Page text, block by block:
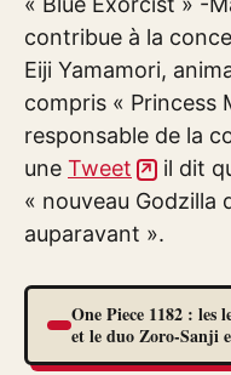
contribue à la
Eiji Yamamori,
compris « Princess
responsable de la
une Tweet
il dit
« nouveau Godzilla
auparavant ».
One Piece 1182 : les
et le duo Zoro-Sanji